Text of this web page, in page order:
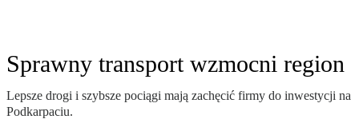
Sprawny transport wzmocni region
Lepsze drogi i szybsze pociągi mają zachęcić firmy do inwestycji na
Podkarpaciu.